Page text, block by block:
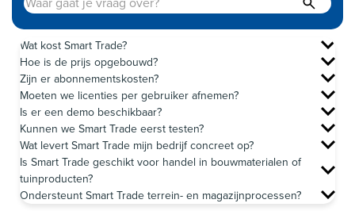
Wat kost Smart Trade?
Hoe is de prijs opgebouwd?
Zijn er abonnementskosten?
Moeten we licenties per gebruiker afnemen?
Is er een demo beschikbaar?
Kunnen we Smart Trade eerst testen?
Wat levert Smart Trade mijn bedrijf concreet op?
Is Smart Trade geschikt voor handel in bouwmaterialen of
tuinproducten?
Ondersteunt Smart Trade terrein- en magazijnprocessen?